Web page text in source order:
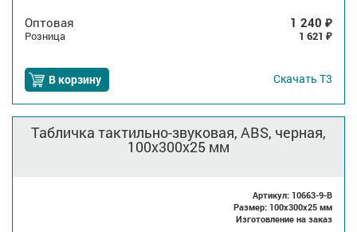
Оптовая 1 240 ₽
Розница 1 621 ₽
В корзину Скачать Т3
Табличка тактильно-звуковая, ABS, черная,
100x300x25 мм
Артикул: 10663-9-B
Размер: 100x300x25 мм
Изготовление на заказ